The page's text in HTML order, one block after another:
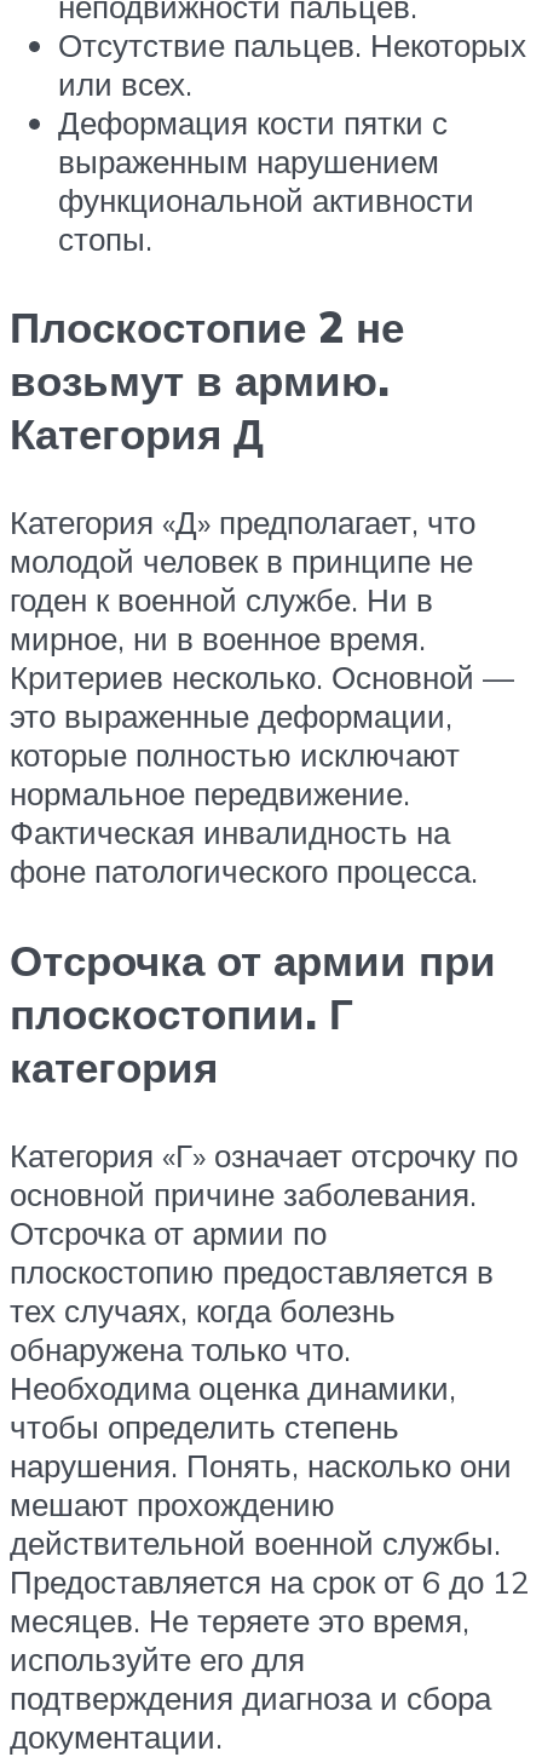
Отсутствие пальцев. Некоторых
или всех.
Деформация кости пятки с
выраженным нарушением
функциональной активности
стопы.
Плоскостопие 2 не
возьмут в армию.
Категория Д
Категория «Д» предполагает, что
молодой человек в принципе не
годен к военной службе. Ни в
мирное, ни в военное время.
Критериев несколько. Основной —
это выраженные деформации,
которые полностью исключают
нормальное передвижение.
Фактическая инвалидность на
фоне патологического процесса.
Отсрочка от армии при
плоскостопии. Г
категория
Категория «Г» означает отсрочку по
основной причине заболевания.
Отсрочка от армии по
плоскостопию предоставляется в
тех случаях, когда болезнь
обнаружена только что.
Необходима оценка динамики,
чтобы определить степень
нарушения. Понять, насколько они
мешают прохождению
действительной военной службы.
Предоставляется на срок от 6 до 12
месяцев. Не теряете это время,
используйте его для
подтверждения диагноза и сбора
документации.